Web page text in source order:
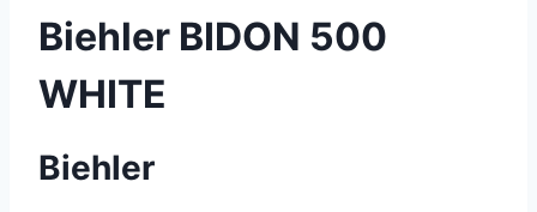
Biehler BIDON 500
WHITE
Biehler